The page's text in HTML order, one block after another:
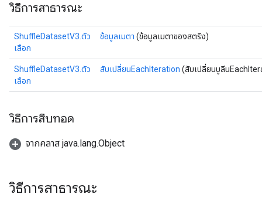
วิธีการสาธารณะ
ShuffleDatasetV3.ตัว
เลือก
ข้อมูลเมตา (ข้อมูลเมตาของสตริง)
ShuffleDatasetV3.ตัว
เลือก
สับเปลี่ยนEachIteration (สับเปลี่ยนบูลีน
วิธีการสืบทอด
จากคลาส java.lang.Object
วิธีการสาธารณะ